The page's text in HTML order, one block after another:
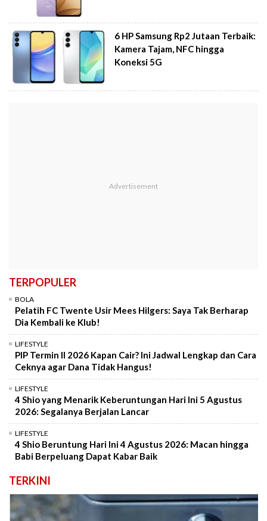
6 HP Samsung Rp2 Jutaan Terbaik:
Kamera Tajam, NFC hingga
Koneksi 5G
TERPOPULER
BOLA
Pelatih FC Twente Usir Mees Hilgers: Saya Tak Berharap
Dia Kembali ke Klub!
LIFESTYLE
PIP Termin II 2026 Kapan Cair? Ini Jadwal Lengkap dan Cara
Ceknya agar Dana Tidak Hangus!
LIFESTYLE
4 Shio yang Menarik Keberuntungan Hari Ini 5 Agustus
2026: Segalanya Berjalan Lancar
LIFESTYLE
4 Shio Beruntung Hari Ini 4 Agustus 2026: Macan hingga
Babi Berpeluang Dapat Kabar Baik
TERKINI